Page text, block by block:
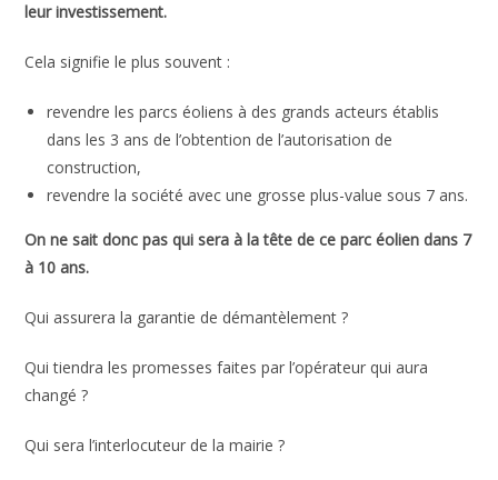
leur investissement.
Cela signifie le plus souvent :
revendre les parcs éoliens à des grands acteurs établis
dans les 3 ans de l’obtention de l’autorisation de
construction,
revendre la société avec une grosse plus-value sous 7 ans.
On ne sait donc pas qui sera à la tête de ce parc éolien dans 7
à 10 ans.
Qui assurera la garantie de démantèlement ?
Qui tiendra les promesses faites par l’opérateur qui aura
changé ?
Qui sera l’interlocuteur de la mairie ?